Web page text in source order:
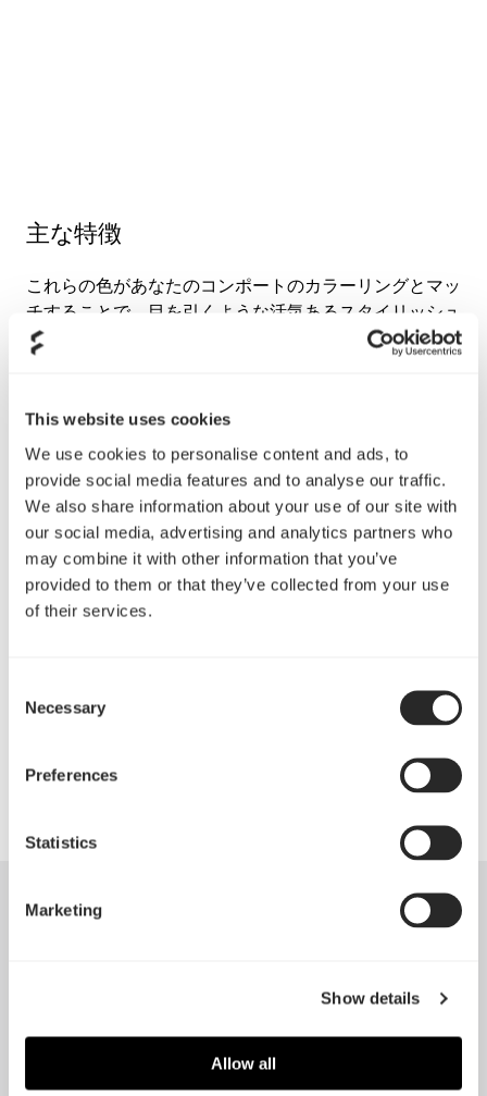
This website uses cookies
We use cookies to personalise content and ads, to
provide social media features and to analyse our traffic.
We also share information about your use of our site with
our social media, advertising and analytics partners who
may combine it with other information that you’ve
provided to them or that they’ve collected from your use
of their services.
Selection
Necessary
Preferences
Statistics
Marketing
Show details
Allow all
主な特徴
これらの色があなたのコンポートのカラーリングとマッ
チすることで、目を引くような活気あるスタイリッシュ
なトーンへと進化させることが可能です。
たせましょう！
鮮やかで派手な色のフロントメッシュパネルあなた
のMeshifyをカスタマイズ
フロントメッシュパネルの交換は、たった数秒で完
了
すべてのMeshify C ATXケースに対応
ルーなど、複数のスタイルと仕上げが可能
Specifications